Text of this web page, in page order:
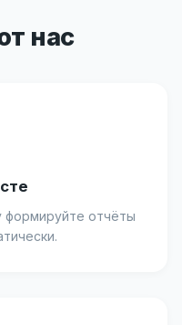
нас
формируйте отчёты